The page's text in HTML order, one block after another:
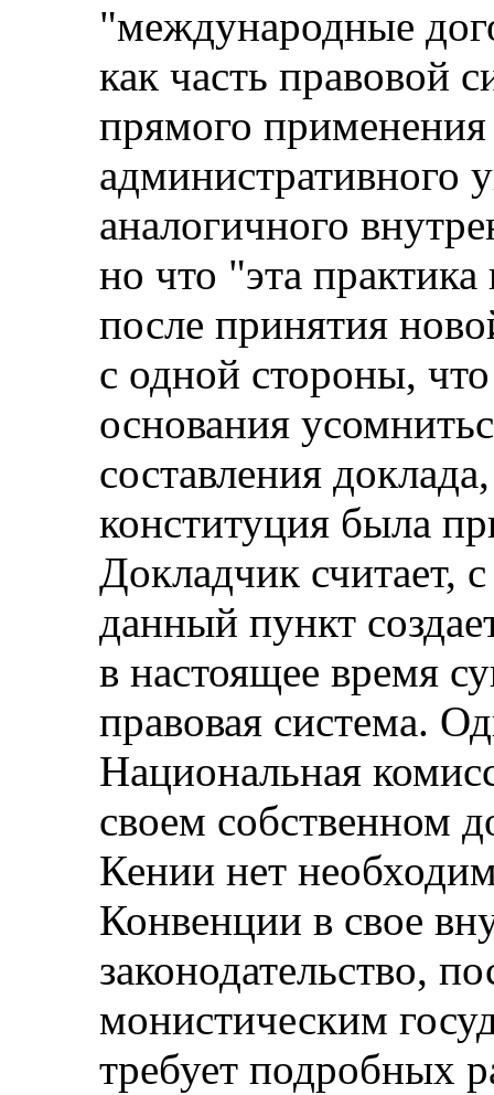
"международные
как часть правовой
прямого применения
административного
аналогичного
но что "эта
после принятия
с одной стороны,
основания
составления
конституция была
Докладчик считает,
данный пункт
в настоящее время
правовая система.
Национальная
своем собственном
Кении нет
Конвенции в свое
законодательство,
монистическим
требует подробных